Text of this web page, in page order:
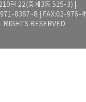
길 22(중계3동 515-3) |
8387~8 | FAX:02-976-
RIGHTS RESERVED.